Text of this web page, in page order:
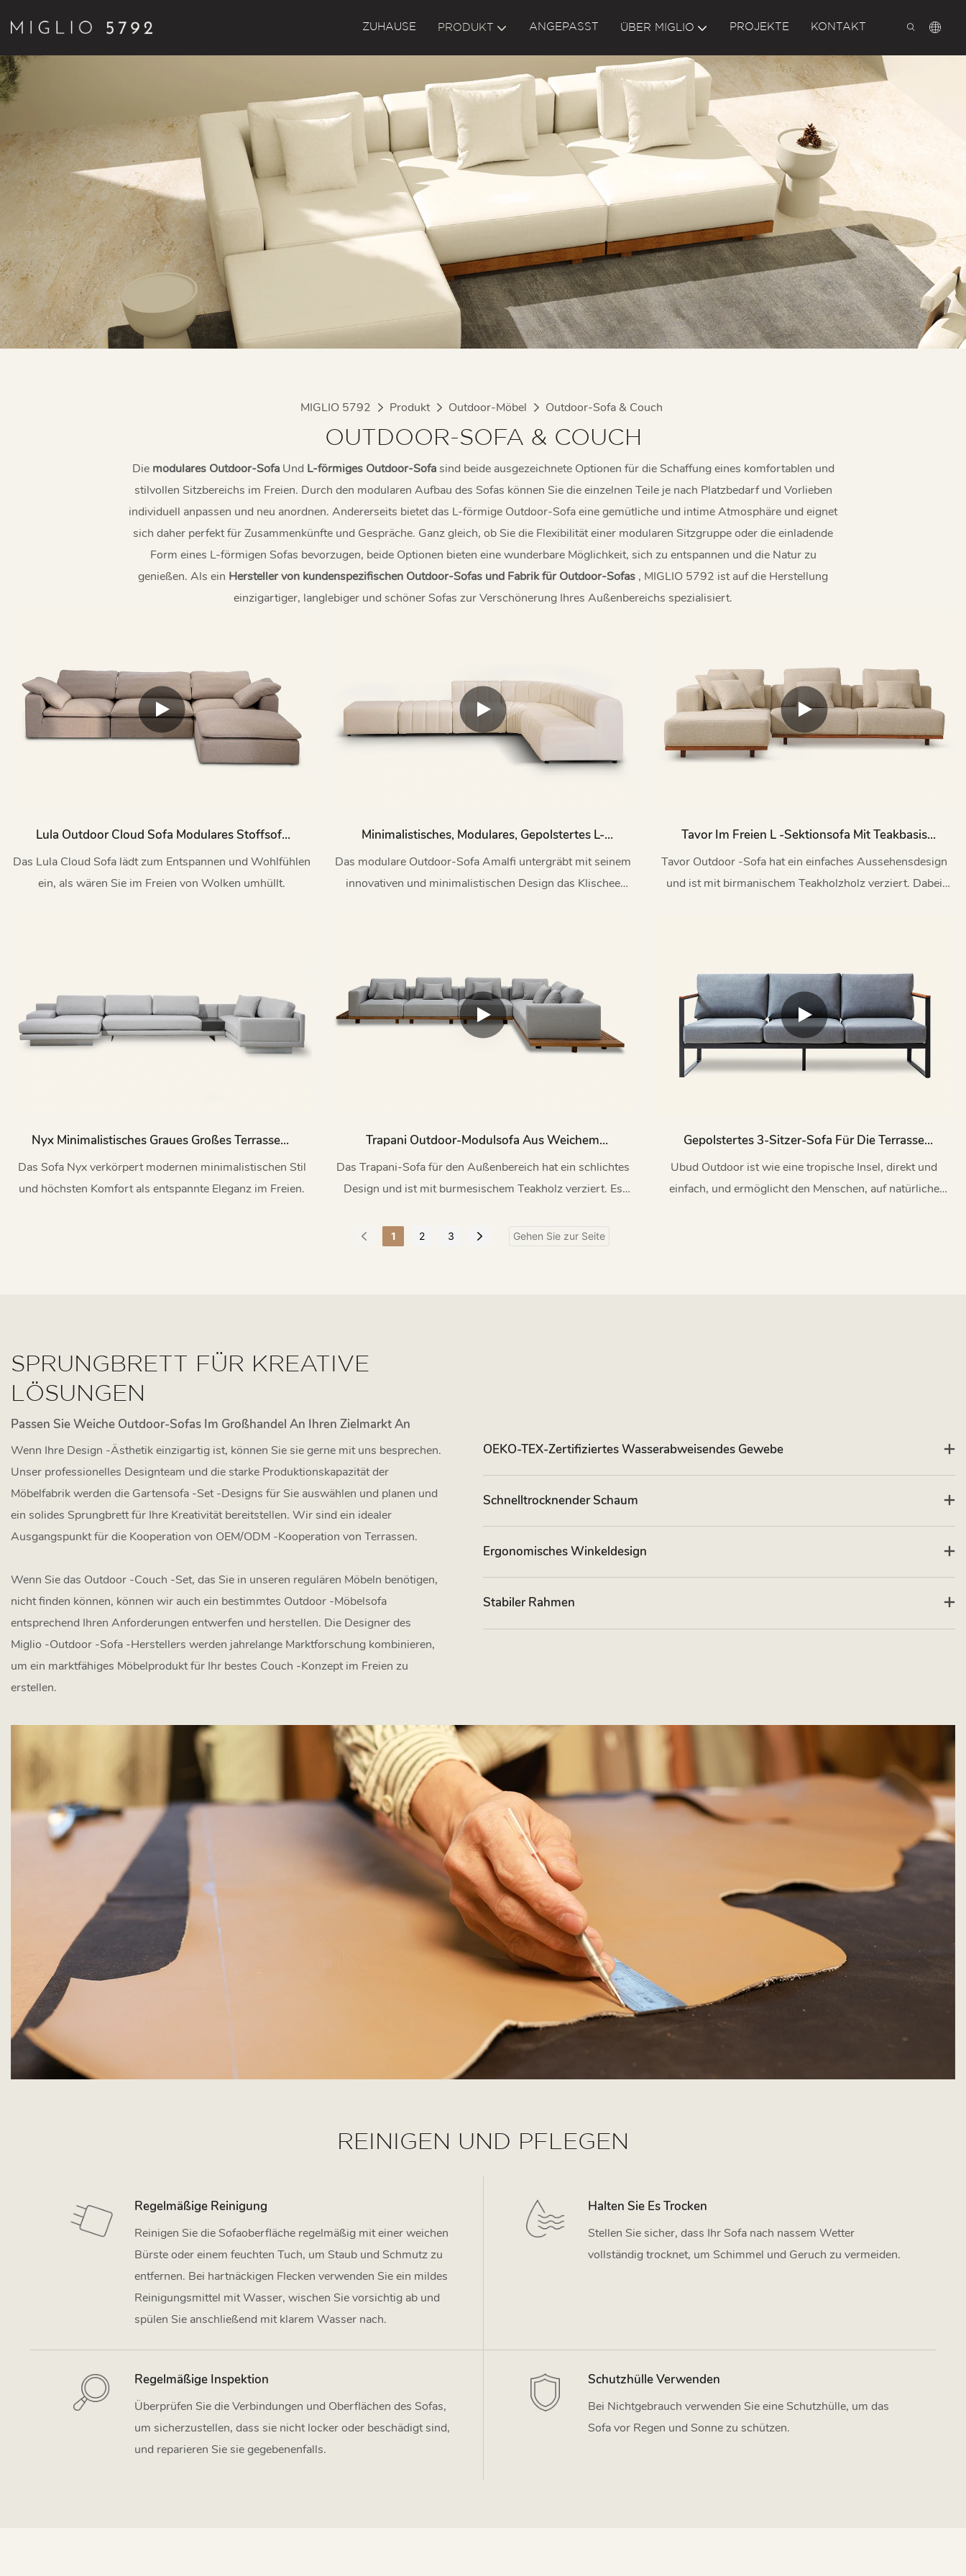
ZUHAUSE PRODUKT ANGEPASST ÜBER MIGLIO PROJEKTE KONTAKT
MIGLIO 5792 Produkt Outdoor-Möbel Outdoor-Sofa & Couch
OUTDOOR-SOFA & COUCH
Die modulares Outdoor-Sofa Und L-förmiges Outdoor-Sofasind beide ausgezeichnete Optionen für die Schaffung eines komfortablen und
stilvollen Sitzbereichs im Freien. Durch den modularen Aufbau des Sofas können Sie die einzelnen Teile je nach Platzbedarf und Vorlieben
individuell anpassen und neu anordnen. Andererseits bietet das L-förmige Outdoor-Sofa eine gemütliche und intime Atmosphäre und eignet
sich daher perfekt für Zusammenkünfte und Gespräche. Ganz gleich, ob Sie die Flexibilität einer modularen Sitzgruppe oder die einladende
Form eines L-förmigen Sofas bevorzugen, beide Optionen bieten eine wunderbare Möglichkeit, sich zu entspannen und die Natur zu
genießen. Als ein Hersteller von kundenspezifischen Outdoor-Sofas und Fabrik für Outdoor-Sofas , MIGLIO 5792 ist auf die Herstellung
einzigartiger, langlebiger und schöner Sofas zur Verschönerung Ihres Außenbereichs spezialisiert.
Lula Outdoor Cloud Sofa Modulares Stoffsofa
H852-C
Das Lula Cloud Sofa lädt zum Entspannen und Wohlfühlen
ein, als wären Sie im Freien von Wolken umhüllt.
Minimalistisches, Modulares, Gepolstertes L-
Förmiges Sofagarnitur Für Den Außenbereich
Mit Ottomane M070
Das modulare Outdoor-Sofa Amalfi untergräbt mit seinem
innovativen und minimalistischen Design das Klischee
Tavor Im Freien L -Sektionsofa Mit Teakbasis
H833
Tavor Outdoor -Sofa hat ein einfaches Aussehensdesign
und ist mit birmanischem Teakholzholz verziert. Dabei
Nyx Minimalistisches Graues Großes Terrassen-
Ecksofa-Set MG822
Das Sofa Nyx verkörpert modernen minimalistischen Stil
und höchsten Komfort als entspannte Eleganz im Freien.
Trapani Outdoor-Modulsofa Aus Weichem
Teakholz H840
Das Trapani-Sofa für den Außenbereich hat ein schlichtes
Design und ist mit burmesischem Teakholz verziert. Es
natürlichen und raffinierten Stil
Gepolstertes 3-Sitzer-Sofa Für Die Terrasse
Und Den Außenbereich, Ubud, H824
Ubud Outdoor ist wie eine tropische Insel, direkt und
einfach, und ermöglicht den Menschen, auf natürliche
1 2 3
SPRUNGBRETT FÜR KREATIVE
LÖSUNGEN
Passen Sie Weiche Outdoor-Sofas Im Großhandel An Ihren Zielmarkt An
Wenn Ihre Design -Ästhetik einzigartig ist, können Sie sie gerne mit uns besprechen.
Unser professionelles Designteam und die starke Produktionskapazität der
Möbelfabrik werden die Gartensofa -Set -Designs für Sie auswählen und planen und
ein solides Sprungbrett für Ihre Kreativität bereitstellen. Wir sind ein idealer
Ausgangspunkt für die Kooperation von OEM/ODM -Kooperation von Terrassen.
Wenn Sie das Outdoor -Couch -Set, das Sie in unseren regulären Möbeln benötigen,
nicht finden können, können wir auch ein bestimmtes Outdoor -Möbelsofa
entsprechend Ihren Anforderungen entwerfen und herstellen. Die Designer des
Miglio -Outdoor -Sofa -Herstellers werden jahrelange Marktforschung kombinieren,
um ein marktfähiges Möbelprodukt für Ihr bestes Couch -Konzept im Freien zu
erstellen.
OEKO-TEX-Zertifiziertes Wasserabweisendes Gewebe
Schnelltrocknender Schaum
Ergonomisches Winkeldesign
Stabiler Rahmen
REINIGEN UND PFLEGEN
Regelmäßige Reinigung
Reinigen Sie die Sofaoberfläche regelmäßig mit einer weichen
Bürste oder einem feuchten Tuch, um Staub und Schmutz zu
entfernen. Bei hartnäckigen Flecken verwenden Sie ein mildes
Reinigungsmittel mit Wasser, wischen Sie vorsichtig ab und
spülen Sie anschließend mit klarem Wasser nach.
Halten Sie Es Trocken
Stellen Sie sicher, dass Ihr Sofa nach nassem Wetter
vollständig trocknet, um Schimmel und Geruch zu vermeiden.
Regelmäßige Inspektion
Überprüfen Sie die Verbindungen und Oberflächen des Sofas,
um sicherzustellen, dass sie nicht locker oder beschädigt sind,
und reparieren Sie sie gegebenenfalls.
Schutzhülle Verwenden
Bei Nichtgebrauch verwenden Sie eine Schutzhülle, um das
Sofa vor Regen und Sonne zu schützen.